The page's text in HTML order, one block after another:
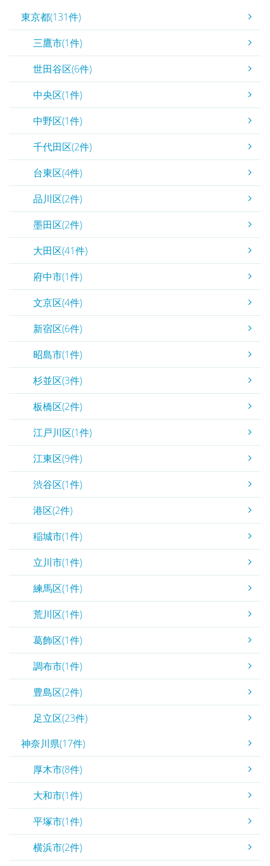
東京都(131件)
三鷹市(1件)
世田谷区(6件)
中央区(1件)
中野区(1件)
千代田区(2件)
台東区(4件)
品川区(2件)
墨田区(2件)
大田区(41件)
府中市(1件)
文京区(4件)
新宿区(6件)
昭島市(1件)
杉並区(3件)
板橋区(2件)
江戸川区(1件)
江東区(9件)
渋谷区(1件)
港区(2件)
稲城市(1件)
立川市(1件)
練馬区(1件)
荒川区(1件)
葛飾区(1件)
調布市(1件)
豊島区(2件)
足立区(23件)
神奈川県(17件)
厚木市(8件)
大和市(1件)
平塚市(1件)
横浜市(2件)